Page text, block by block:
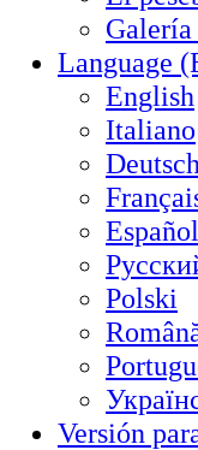
Language
English
Italiano
Deutsch
Español
Polski
Versión